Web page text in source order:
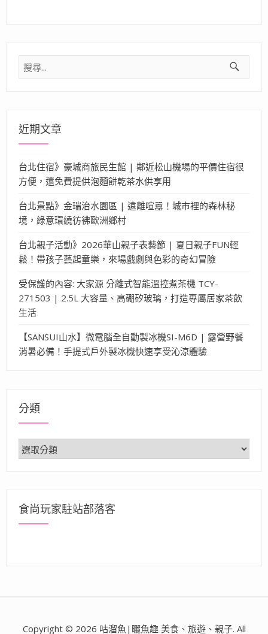
搜
尋
近期文章
台北住宿》豪城商旅民生館 | 鄰近松山機場的平價住宿很
方便，還免費提供泡麵餅乾茶水供享用
台北景點》金瑞治水園區 | 遠離喧囂！城市裡的森林秘
境，綠意環繞彷彿歐洲鄉村
台北親子活動》2026華山親子表藝節 | 夏日親子FUN輕
鬆！帶孩子藝起童樂，來場戲劇與色彩的奇幻冒險
受保護的內容: 大家源 分離式智能溫控煮茶機 TCY-
271503 | 2.5L 大容量、高硼矽玻璃，打造專屬居家茶飲
生活
【SANSUI山水】微電腦全自動製冰機SI-M6D | 露營野餐
消暑必備！手提式戶外製冰機快速享受沁涼體驗
分類
分
類
食尚玩家駐站部落客
Copyright © 2026 咕溜魚|曬魚趣 美食、旅遊、親子. All